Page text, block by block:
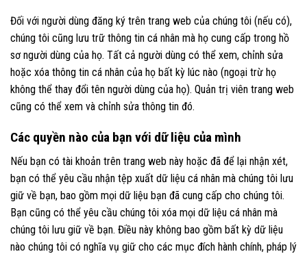
Đối với người dùng đăng ký trên trang web của chúng tôi (nếu có),
chúng tôi cũng lưu trữ thông tin cá nhân mà họ cung cấp trong hồ
sơ người dùng của họ. Tất cả người dùng có thể xem, chỉnh sửa
hoặc xóa thông tin cá nhân của họ bất kỳ lúc nào (ngoại trừ họ
không thể thay đổi tên người dùng của họ). Quản trị viên trang web
cũng có thể xem và chỉnh sửa thông tin đó.
Các quyền nào của bạn với dữ liệu của mình
Nếu bạn có tài khoản trên trang web này hoặc đã để lại nhận xét,
bạn có thể yêu cầu nhận tệp xuất dữ liệu cá nhân mà chúng tôi lưu
giữ về bạn, bao gồm mọi dữ liệu bạn đã cung cấp cho chúng tôi.
Bạn cũng có thể yêu cầu chúng tôi xóa mọi dữ liệu cá nhân mà
chúng tôi lưu giữ về bạn. Điều này không bao gồm bất kỳ dữ liệu
nào chúng tôi có nghĩa vụ giữ cho các mục đích hành chính, pháp lý